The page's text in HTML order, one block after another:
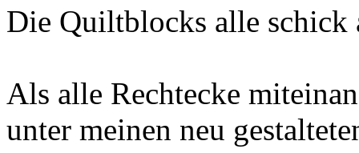
Die Quiltblocks alle schick
Als alle Rechtecke
unter meinen neu